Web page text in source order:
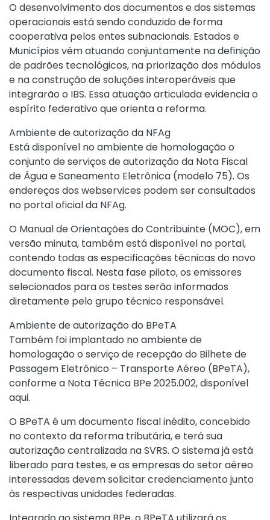
O desenvolvimento dos documentos e dos sistemas
operacionais está sendo conduzido de forma
cooperativa pelos entes subnacionais. Estados e
Municípios vêm atuando conjuntamente na definição
de padrões tecnológicos, na priorização dos módulos
e na construção de soluções interoperáveis que
integrarão o IBS. Essa atuação articulada evidencia o
espírito federativo que orienta a reforma.
Ambiente de autorização da NFAg
Está disponível no ambiente de homologação o
conjunto de serviços de autorização da Nota Fiscal
de Água e Saneamento Eletrônica (modelo 75). Os
endereços dos webservices podem ser consultados
no portal oficial da NFAg.
O Manual de Orientações do Contribuinte (MOC), em
versão minuta, também está disponível no portal,
contendo todas as especificações técnicas do novo
documento fiscal. Nesta fase piloto, os emissores
selecionados para os testes serão informados
diretamente pelo grupo técnico responsável.
Ambiente de autorização do BPeTA
Também foi implantado no ambiente de
homologação o serviço de recepção do Bilhete de
Passagem Eletrônico – Transporte Aéreo (BPeTA),
conforme a Nota Técnica BPe 2025.002,disponível
aqui.
O BPeTA é um documento fiscal inédito, concebido
no contexto da reforma tributária, e terá sua
autorização centralizada na SVRS. O sistema já está
liberado para testes, e as empresas do setor aéreo
interessadas devem solicitar credenciamento junto
às respectivas unidades federadas.